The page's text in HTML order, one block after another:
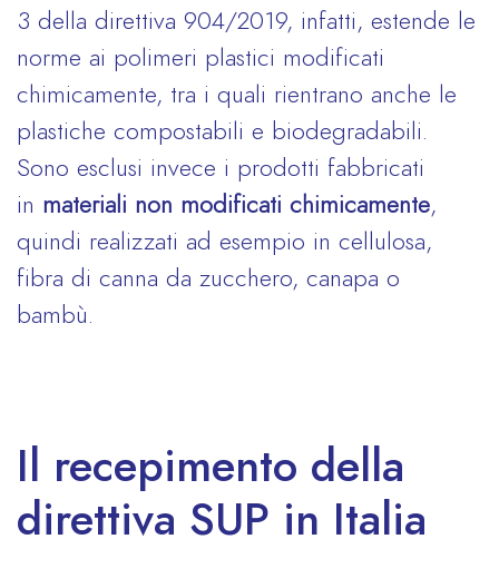
3 della direttiva 904/2019, infatti, estende le
norme ai polimeri plastici modificati
chimicamente, tra i quali rientrano anche le
plastiche compostabili e biodegradabili.
Sono esclusi invece i prodotti fabbricati
in materiali non modificati chimicamente,
quindi realizzati ad esempio in cellulosa,
fibra di canna da zucchero, canapa o
bambù.
Il recepimento della
direttiva SUP in Italia